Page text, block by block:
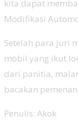
kita dapat
Modifikasi
Setelah para juri
mobil yang ikut
dari panitia,
bacakan
Penulis: Akok